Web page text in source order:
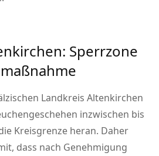
Sperrzone
Landkreis Altenkirchen
inzwischen bis
Kreisgrenze heran. Daher
dass nach Genehmigung